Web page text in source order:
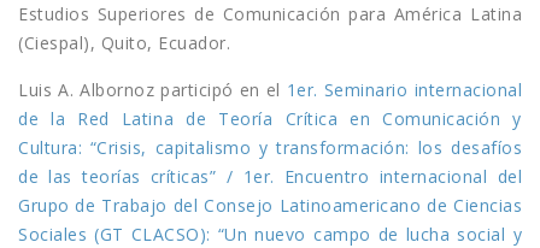
Estudios Superiores de Comunicación para América Latina
(Ciespal), Quito, Ecuador.
Luis A. Albornoz participó en el 1er. Seminario internacional
de la Red Latina de Teoría Crítica en Comunicación y
Cultura: “Crisis, capitalismo y transformación: los desafíos
de las teorías críticas” / 1er. Encuentro internacional del
Grupo de Trabajo del Consejo Latinoamericano de Ciencias
Sociales (GT CLACSO): “Un nuevo campo de lucha social y